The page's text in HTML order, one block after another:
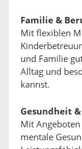
Familie &
Mit flexiblen
und Familie
Alltag und
kannst.
Gesundheit
Mit
mentale